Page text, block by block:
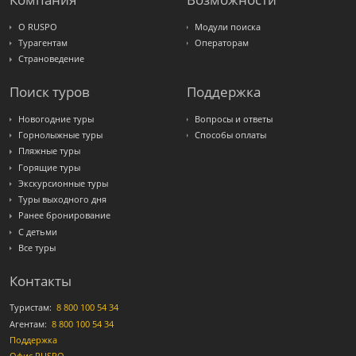
Интурист
О RUSPO
Турагентам
Страноведение
Модули поиска
Операторам
Поиск туров
Новогодние туры
Горнолыжные туры
Пляжные туры
Горящие туры
Экскурсионные туры
Туры выходного дня
Ранее бронирование
С детьми
Все туры
Поддержка
Вопросы и ответы
Способы оплаты
Контакты
Туристам: 8 800 100 54 34
Агентам: 8 800 100 54 34
Поддержка